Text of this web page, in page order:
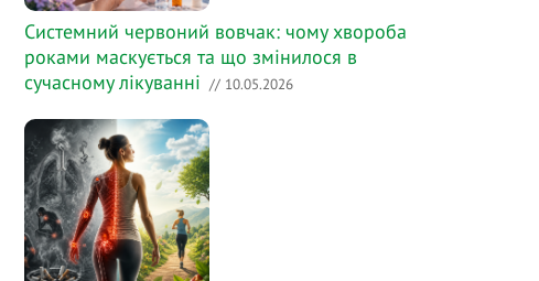
Системний червоний вовчак: чому хвороба
роками маскується та що змінилося в
сучасному лікуванні // 10.05.2026